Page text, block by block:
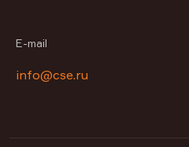
E-mail
info@cse.ru